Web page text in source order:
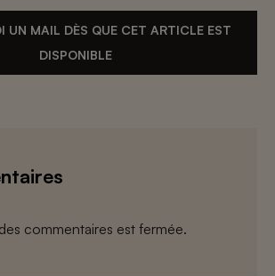
UN MAIL DÈS QUE CET ARTICLE EST
DISPONIBLE
commentaires est fermée.